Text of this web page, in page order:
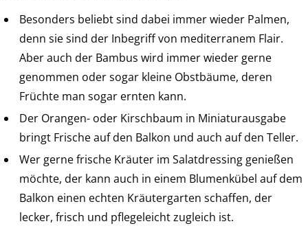
Besonders beliebt sind dabei immer wieder Palmen,
denn sie sind der Inbegriff von mediterranem Flair.
Aber auch der Bambus wird immer wieder gerne
genommen oder sogar kleine Obstbäume, deren
Früchte man sogar ernten kann.
Der Orangen- oder Kirschbaum in Miniaturausgabe
bringt Frische auf den Balkon und auch auf den Teller.
Wer gerne frische Kräuter im Salatdressing genießen
möchte, der kann auch in einem Blumenkübel auf dem
Balkon einen echten Kräutergarten schaffen, der
lecker, frisch und pflegeleicht zugleich ist.